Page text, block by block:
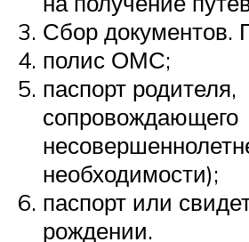
Сбор документов.
полис ОМС;
паспорт родителя,
сопровождающего
необходимости);
паспорт или
рождении.